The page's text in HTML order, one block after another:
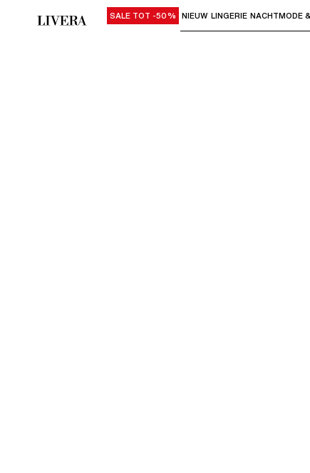
Gebruik "Pijl omlaag" of "Enter" om
SALE TOT -50% NIEUW LINGERIE NACHTMODE